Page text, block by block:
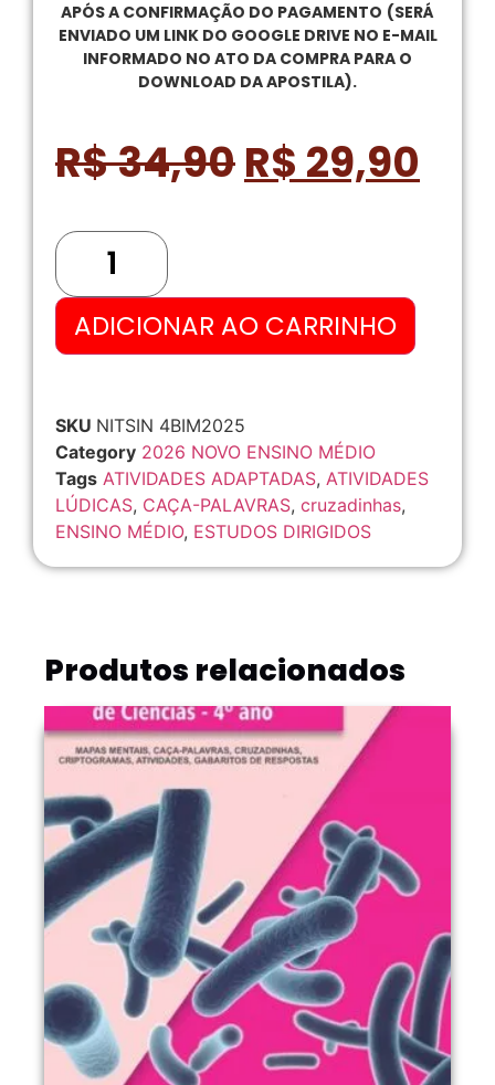
APÓS A CONFIRMAÇÃO DO PAGAMENTO (SERÁ
ENVIADO UM LINK DO GOOGLE DRIVE NO E-MAIL
INFORMADO NO ATO DA COMPRA PARA O
DOWNLOAD DA APOSTILA).
R$34,90R$ 29,90
ADICIONAR AO CARRINHO
SKU NITSIN 4BIM2025
Category 2026 NOVO ENSINO MÉDIO
Tags ATIVIDADES ADAPTADAS, ATIVIDADES
LÚDICAS, CAÇA-PALAVRAS, cruzadinhas,
ENSINO MÉDIO, ESTUDOS DIRIGIDOS
Produtos relacionados